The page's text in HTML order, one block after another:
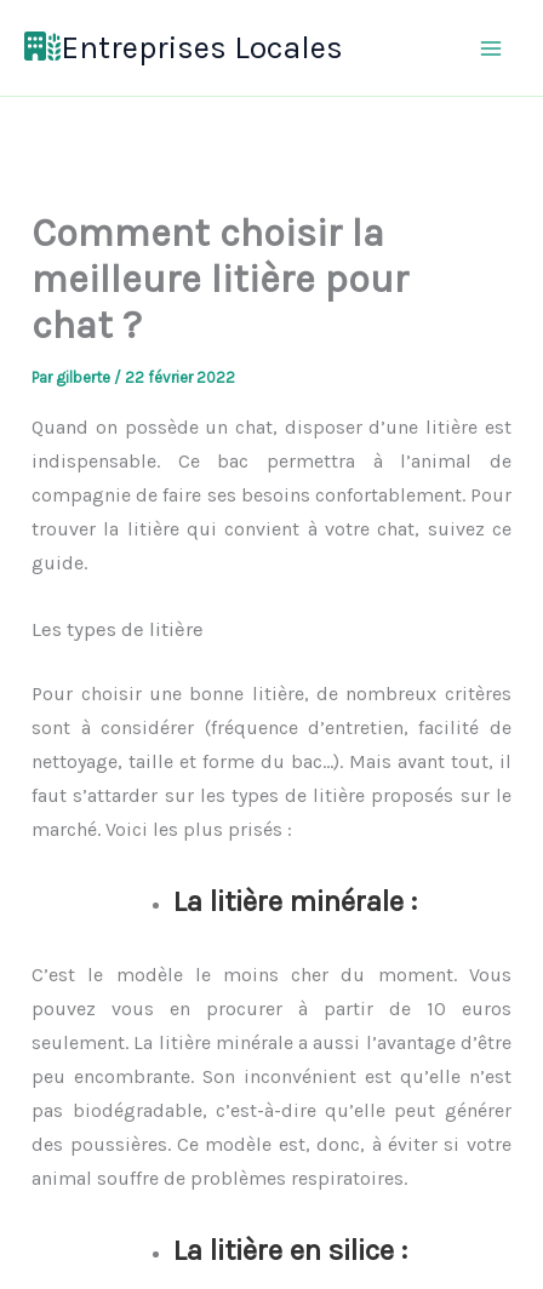
Entreprises Locales
Comment choisir la
meilleure litière pour
chat ?
Par gilberte /22 février 2022
Quand on possède un chat, disposer d’une litière est
indispensable. Ce bac permettra à l’animal de
compagnie de faire ses besoins confortablement. Pour
trouver la litière qui convient à votre chat, suivez ce
guide.
Les types de litière
Pour choisir une bonne litière, de nombreux critères
sont à considérer (fréquence d’entretien, facilité de
nettoyage, taille et forme du bac…). Mais avant tout, il
faut s’attarder sur les types de litière proposés sur le
marché. Voici les plus prisés :
La litière minérale :
C’est le modèle le moins cher du moment. Vous
pouvez vous en procurer à partir de 10 euros
seulement. La litière minérale a aussi l’avantage d’être
peu encombrante. Son inconvénient est qu’elle n’est
pas biodégradable, c’est-à-dire qu’elle peut générer
des poussières. Ce modèle est, donc, à éviter si votre
animal souffre de problèmes respiratoires.
La litière en silice :